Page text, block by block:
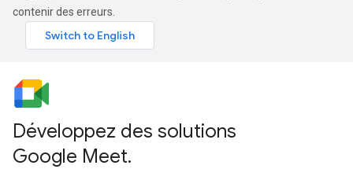
contenir des erreurs.
Développez des solutions
Google Meet.